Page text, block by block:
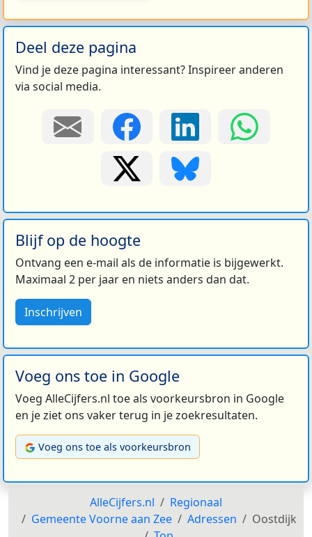
Deel deze pagina
Vind je deze pagina interessant? Inspireer anderen
via social media.
Blijf op de hoogte
Ontvang een e-mail als de informatie is bijgewerkt.
Maximaal 2 per jaar en niets anders dan dat.
Inschrijven
Voeg ons toe in Google
Voeg AlleCijfers.nl toe als voorkeursbron in Google
en je ziet ons vaker terug in je zoekresultaten.
Voeg ons toe als voorkeursbron
AlleCijfers.nl
Regionaal
Gemeente Voorne aan Zee
Adressen
Oostdijk